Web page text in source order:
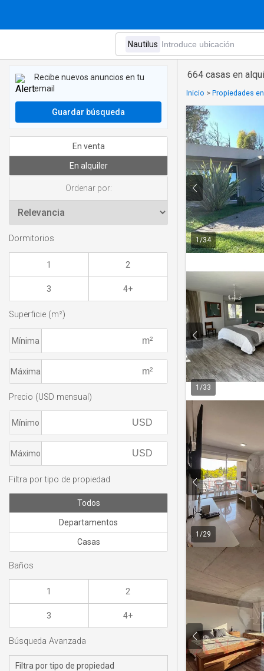
664 casas en
Inicio > Propiedades
1/34
1 /33
1 /29
Recibe nuevos anuncios en tu
email
Guardar búsqueda
En venta
En alquiler
Ordenar por:
Dormitorios
1 2
3 4+
Superficie (m²)
Mínima
Máxima
Precio (USD mensual)
Mínimo
Máximo
Filtra por tipo de propiedad
Todos
Departamentos
Casas
Baños
1 2
3 4+
Búsqueda Avanzada
Filtra por tipo de propiedad